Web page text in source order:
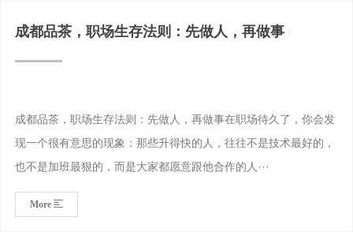
成都品茶，职场生存法则：先做人，再做事
成都品茶，职场生存法则：先做人，再做事在职场待久了，你会发
现一个很有意思的现象：那些升得快的人，往往不是技术最好的，
也不是加班最狠的，而是大家都愿意跟他合作的人···
More